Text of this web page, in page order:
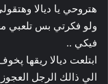
هتروحي يا ديالا
ولو فكرتي بس تلعبي
فيكي ..
ابتلعت ديالا ريقها
الي ذالك الرجل العجوز